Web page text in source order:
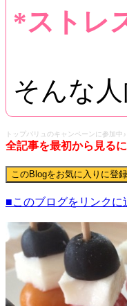
*ストレ
そんな
トップバリュのキャンペーンに参加中♪
全記事を最初から見る
■このブログをリンクに